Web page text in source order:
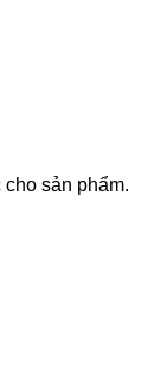
sản phẩm.